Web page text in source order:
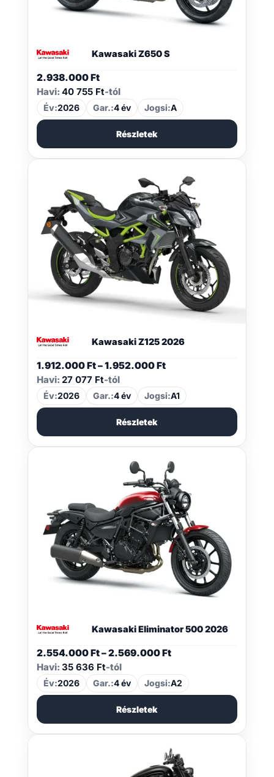
Kawasaki Z650 S
2.938.000Ft
Havi: 40 755 Ft-tól
Év:2026 Gar.:4 év Jogsi:A
Részletek
Kawasaki Z125 2026
1.912.000Ft–1.952.000FtÁrtartomány:
-
1.952.000 Ft
Havi: 27 077 Ft-tól
Év:2026 Gar.:4 év Jogsi:A1
Részletek
Kawasaki Eliminator 500 2026
2.554.000Ft–2.569.000FtÁrtartomány:
-
2.569.000 Ft
Havi: 35 636 Ft-tól
Év:2026 Gar.:4 év Jogsi:A2
Részletek